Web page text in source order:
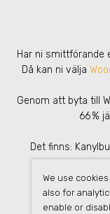
Har ni smittförande
Då kan ni välja
Genom att byta till
66 %
Det finns:
We use
also for
enable or